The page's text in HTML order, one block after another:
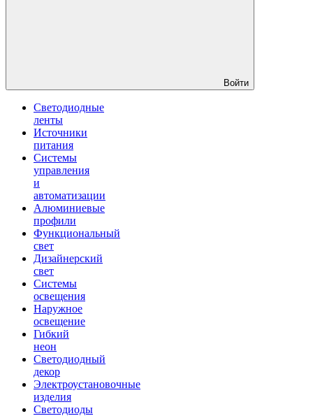
Войти
Светодиодные
ленты
Источники
питания
Системы
управления
и
автоматизации
Алюминиевые
профили
Функциональный
свет
Дизайнерский
свет
Системы
освещения
Наружное
освещение
Гибкий
неон
Светодиодный
декор
Электроустановочные
изделия
Светодиоды